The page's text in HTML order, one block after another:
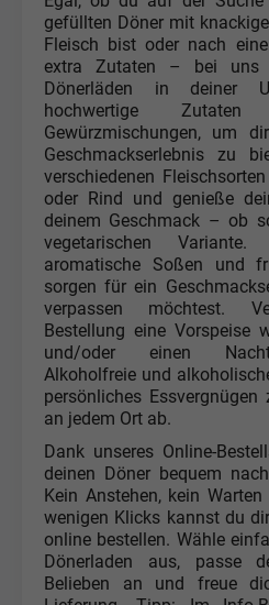
gefüllten Döner mit
Fleisch bist oder nach
extra Zutaten – bei
Dönerläden in deiner
hochwertige
Gewürzmischungen, um
Geschmackserlebnis zu
verschiedenen
oder Rind und genieße
deinem Geschmack – ob
vegetarischen Variante.
aromatische Soßen und
sorgen für ein
verpassen möchtest.
Bestellung eine Vorspeise
und/oder einen
Alkoholfreie und
persönliches
an jedem Ort ab.
Dank unseres Online-
deinen Döner bequem
Kein Anstehen, kein
wenigen Klicks kannst du
online bestellen. Wähle
Dönerladen aus, passe
Belieben an und freue